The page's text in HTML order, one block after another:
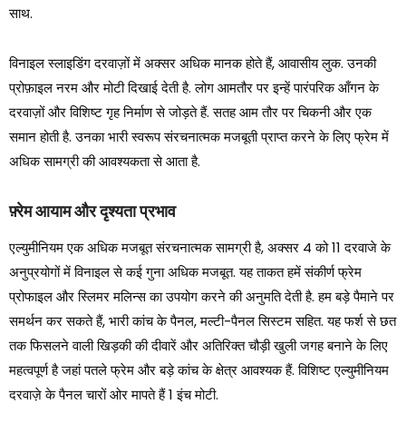
साथ.
विनाइल स्लाइडिंग दरवाज़ों में अक्सर अधिक मानक होते हैं, आवासीय लुक. उनकी
प्रोफ़ाइल नरम और मोटी दिखाई देती है. लोग आमतौर पर इन्हें पारंपरिक आँगन के
दरवाज़ों और विशिष्ट गृह निर्माण से जोड़ते हैं. सतह आम तौर पर चिकनी और एक
समान होती है. उनका भारी स्वरूप संरचनात्मक मजबूती प्राप्त करने के लिए फ्रेम में
अधिक सामग्री की आवश्यकता से आता है.
फ़्रेम आयाम और दृश्यता प्रभाव
एल्युमीनियम एक अधिक मजबूत संरचनात्मक सामग्री है, अक्सर 4 को 11 दरवाजे के
अनुप्रयोगों में विनाइल से कई गुना अधिक मजबूत. यह ताकत हमें संकीर्ण फ्रेम
प्रोफाइल और स्लिमर मलिन्स का उपयोग करने की अनुमति देती है. हम बड़े पैमाने पर
समर्थन कर सकते हैं, भारी कांच के पैनल, मल्टी-पैनल सिस्टम सहित. यह फर्श से छत
तक फिसलने वाली खिड़की की दीवारें और अतिरिक्त चौड़ी खुली जगह बनाने के लिए
महत्वपूर्ण है जहां पतले फ्रेम और बड़े कांच के क्षेत्र आवश्यक हैं. विशिष्ट एल्युमीनियम
दरवाज़े के पैनल चारों ओर मापते हैं 1 इंच मोटी.